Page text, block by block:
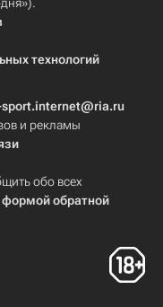
технологий
sport.internet@ria.ru
и рекламы
обо всех
формой обратной